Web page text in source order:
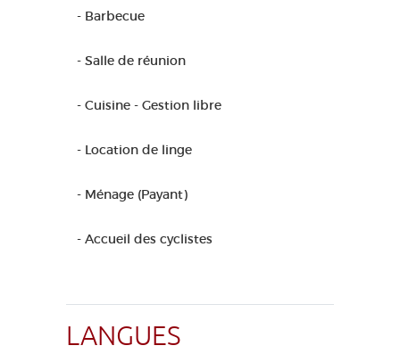
- Barbecue
- Salle de réunion
- Cuisine - Gestion libre
- Location de linge
- Ménage (Payant)
- Accueil des cyclistes
LANGUES